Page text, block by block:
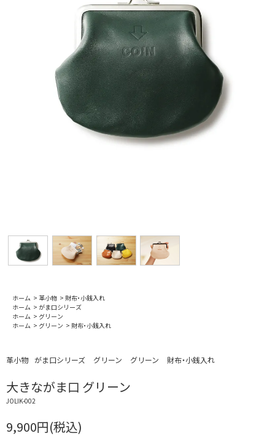
ホーム > 革小物 > 財布・小銭入れ
ホーム > がま口シリーズ
ホーム > グリーン
ホーム > グリーン > 財布・小銭入れ
革小物 がま口シリーズ グリーン グリーン 財布・小銭入れ
大きながま口 グリーン
JOLIK-002
9,900円(税込)